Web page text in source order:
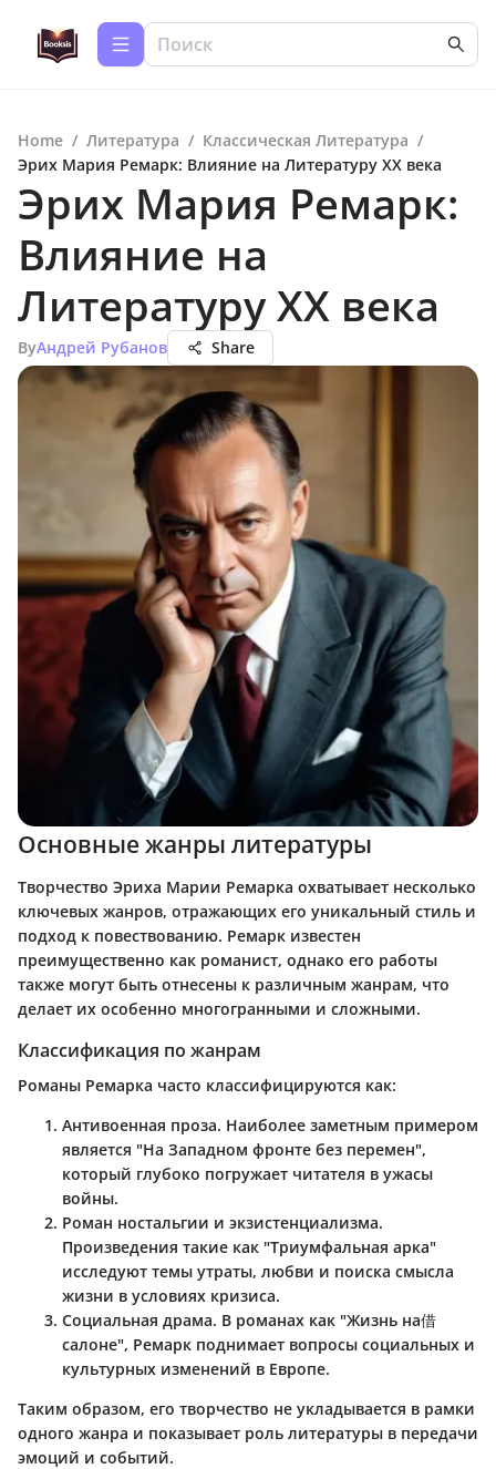
Home / Литература / Классическая Литература /
Эрих Мария Ремарк: Влияние на Литературу XX века
Эрих Мария Ремарк:
Влияние на
Литературу XX века
ByАндрей Рубанов Share
Основные жанры литературы
Творчество Эриха Марии Ремарка охватывает несколько
ключевых жанров, отражающих его уникальный стиль и
подход к повествованию. Ремарк известен
преимущественно как романист, однако его работы
также могут быть отнесены к различным жанрам, что
делает их особенно многогранными и сложными.
Классификация по жанрам
Романы Ремарка часто классифицируются как:
Антивоенная проза. Наиболее заметным примером
является "На Западном фронте без перемен",
который глубоко погружает читателя в ужасы
войны.
Роман ностальгии и экзистенциализма.
Произведения такие как "Триумфальная арка"
исследуют темы утраты, любви и поиска смысла
жизни в условиях кризиса.
Социальная драма. В романах как "Жизнь на借
салоне", Ремарк поднимает вопросы социальных и
культурных изменений в Европе.
Таким образом, его творчество не укладывается в рамки
одного жанра и показывает роль литературы в передачи
эмоций и событий.